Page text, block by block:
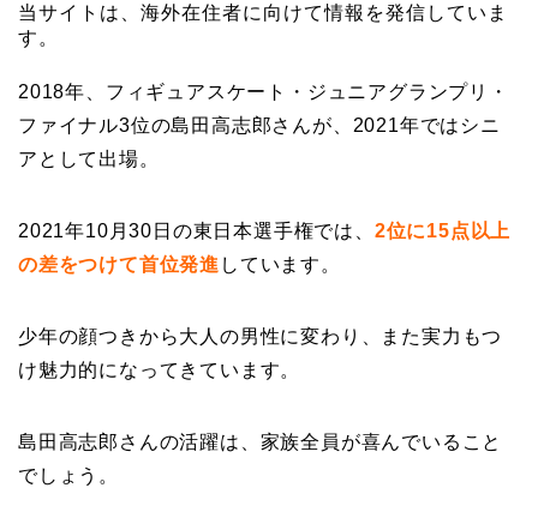
当サイトは、海外在住者に向けて情報を発信していま
す。
2018年、フィギュアスケート・ジュニアグランプリ・
ファイナル3位の島田高志郎さんが、2021年ではシニ
アとして出場。
2021年10月30日の東日本選手権では、 2位に15点以上
の差をつけて首位発進 しています。
少年の顔つきから大人の男性に変わり、また実力もつ
け魅力的になってきています。
島田高志郎さんの活躍は、家族全員が喜んでいること
でしょう。